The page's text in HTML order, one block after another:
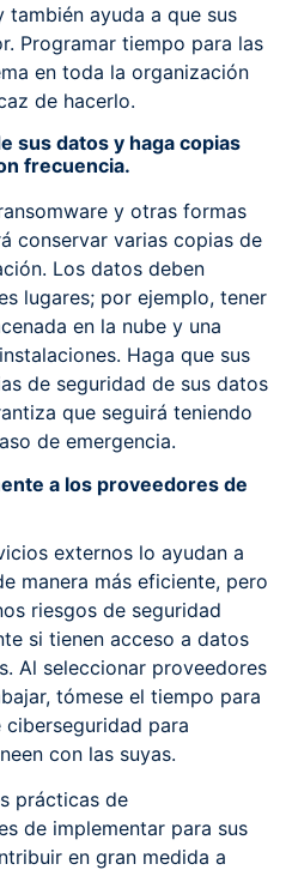
también ayuda a que sus
Programar tiempo para las
en toda la organización
de hacerlo.
sus datos y haga copias
frecuencia.
y otras formas
conservar varias copias de
Los datos deben
lugares; por ejemplo, tener
en la nube y una
Haga que sus
de seguridad de sus datos
que seguirá teniendo
de emergencia.
a los proveedores de
externos lo ayudan a
manera más eficiente, pero
riesgos de seguridad
si tienen acceso a datos
Al seleccionar proveedores
tómese el tiempo para
para
con las suyas.
prácticas de
de implementar para sus
en gran medida a